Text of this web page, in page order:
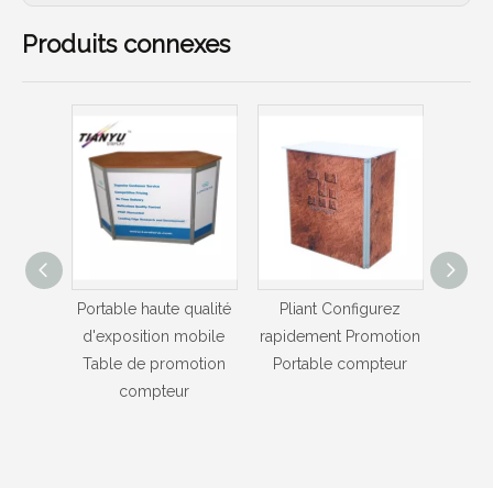
Produits connexes
Pliant Configurez
rapidement Promotion
Portable compteur
Pliant Configurez
rapidement Portable
Display compteur